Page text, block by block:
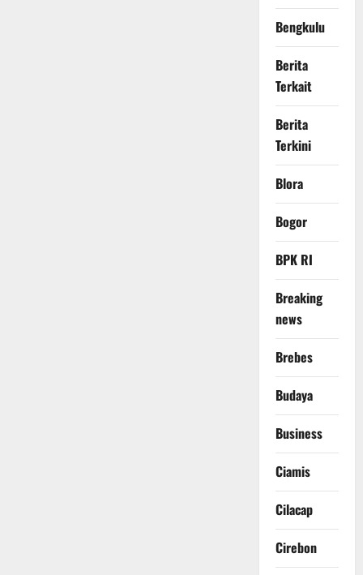
Bengkulu
Berita
Terkait
Berita
Terkini
Blora
Bogor
BPK RI
Breaking
news
Brebes
Budaya
Business
Ciamis
Cilacap
Cirebon